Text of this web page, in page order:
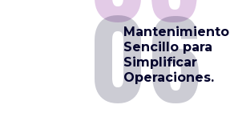
06
Mantenimiento
Sencillo para
Simplificar
Operaciones.